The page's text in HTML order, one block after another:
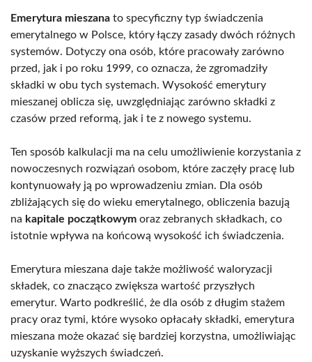
Emerytura mieszana to specyficzny typ świadczenia
emerytalnego w Polsce, który łączy zasady dwóch różnych
systemów. Dotyczy ona osób, które pracowały zarówno
przed, jak i po roku 1999, co oznacza, że zgromadziły
składki w obu tych systemach. Wysokość emerytury
mieszanej oblicza się, uwzględniając zarówno składki z
czasów przed reformą, jak i te z nowego systemu.
Ten sposób kalkulacji ma na celu umożliwienie korzystania z
nowoczesnych rozwiązań osobom, które zaczęły pracę lub
kontynuowały ją po wprowadzeniu zmian. Dla osób
zbliżających się do wieku emerytalnego, obliczenia bazują
na kapitale początkowym oraz zebranych składkach, co
istotnie wpływa na końcową wysokość ich świadczenia.
Emerytura mieszana daje także możliwość waloryzacji
składek, co znacząco zwiększa wartość przyszłych
emerytur. Warto podkreślić, że dla osób z długim stażem
pracy oraz tymi, które wysoko opłacały składki, emerytura
mieszana może okazać się bardziej korzystna, umożliwiając
uzyskanie wyższych świadczeń.